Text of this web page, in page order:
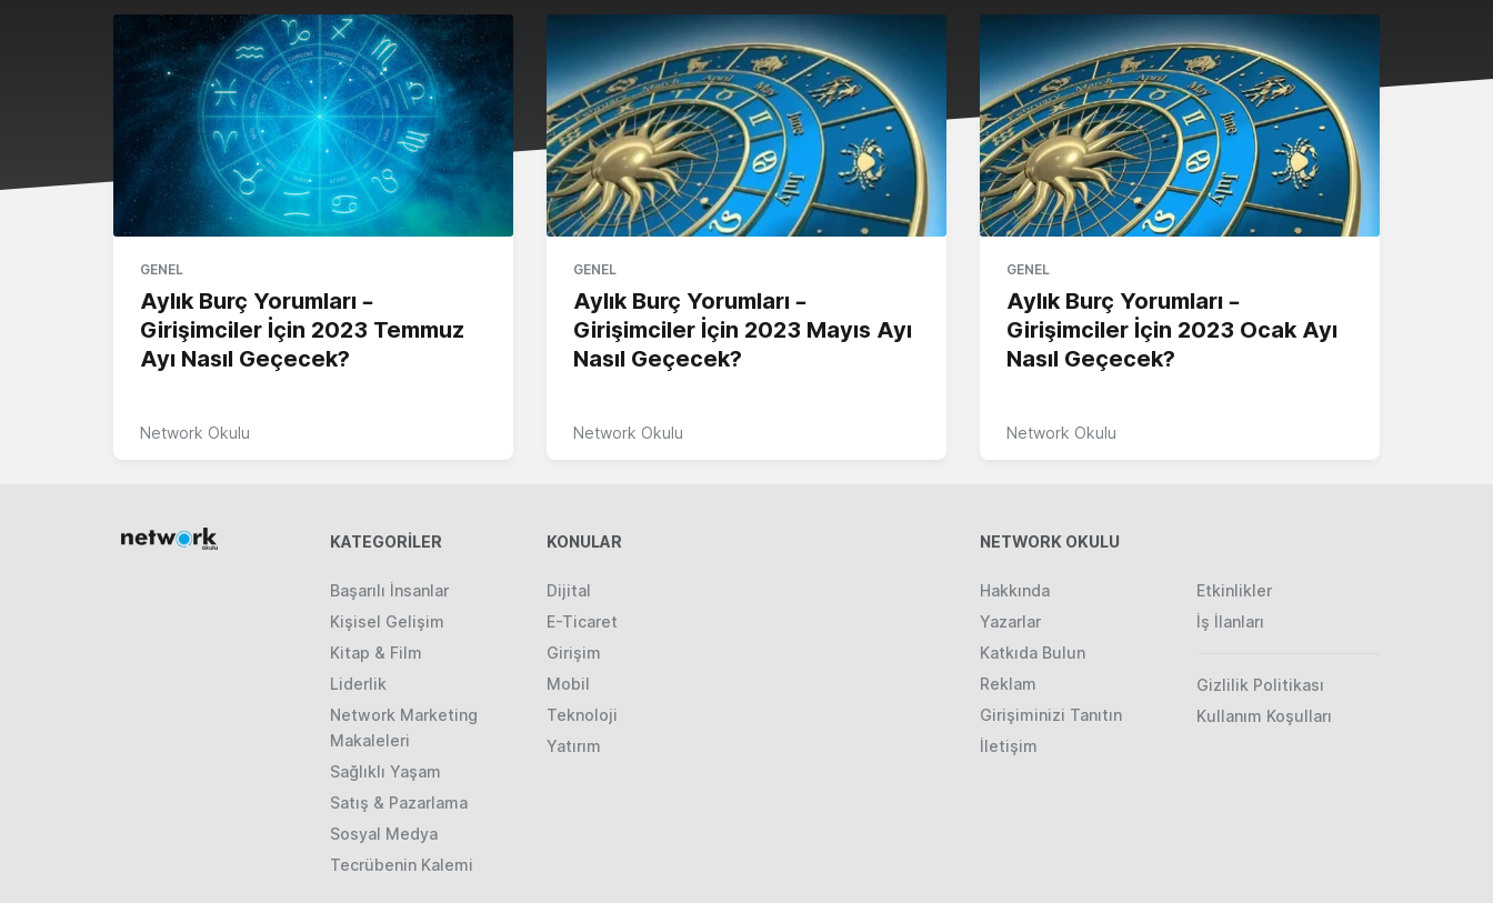
GENEL
Aylık Burç Yorumları –
Girişimciler İçin 2023 Temmuz
Ayı Nasıl Geçecek?
Network Okulu
GENEL
Aylık Burç Yorumları –
Girişimciler İçin 2023 Mayıs Ayı
Nasıl Geçecek?
Network Okulu
GENEL
Aylık Burç Yorumları –
Girişimciler İçin 2023 Ocak Ayı
Nasıl Geçecek?
Network Okulu
KATEGORILER
Başarılı İnsanlar
Kişisel Gelişim
Kitap & Film
Liderlik
Network Marketing
Makaleleri
Sağlıklı Yaşam
Satış & Pazarlama
Sosyal Medya
Tecrübenin Kalemi
KONULAR
Dijital
E-Ticaret
Girişim
Mobil
Teknoloji
Yatırım
NETWORK OKULU
Hakkında
Yazarlar
Katkıda Bulun
Reklam
Girişiminizi Tanıtın
İletişim
Etkinlikler
İş İlanları
Gizlilik Politikası
Kullanım Koşulları